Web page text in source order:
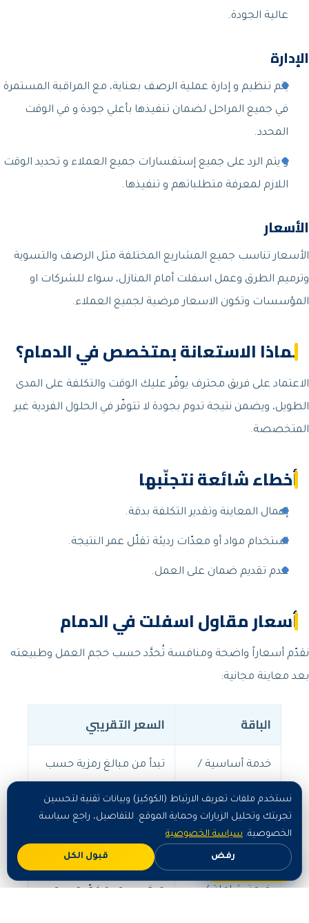
عالية الجودة.
الإدارة
يتم تنظيم و إدارة عملية الرصف بعناية، مع المراقبة المستمرة
في جميع المراحل لضمان تنفيذها بأعلي جودة و في الوقت
المحدد.
و يتم الرد على جميع إستفسارات جميع العملاء و تحديد الوقت
اللازم لمعرفة متطلباتهم و تنفيذها.
الأسعار
الأسعار تناسب جميع المشاريع المختلفة مثل الرصف والتسوية
وترميم الطرق وعمل اسفلت أمام المنازل، سواء للشركات او
المؤسسات وتكون الاسعار مرضية لجميع العملاء.
لماذا الاستعانة بمتخصص في الدمام؟
الاعتماد على فريق محترف يوفّر عليك الوقت والتكلفة على المدى
الطويل، ويضمن نتيجة تدوم بجودة لا تتوفّر في الحلول الفردية غير
المتخصصة.
أخطاء شائعة نتجنّبها
إهمال المعاينة وتقدير التكلفة بدقة.
استخدام مواد أو معدّات رديئة تقلّل عمر النتيجة.
عدم تقديم ضمان على العمل.
أسعار مقاول اسفلت في الدمام
نقدّم أسعاراً واضحة ومنافسة تُحدَّد حسب حجم العمل وطبيعته
بعد معاينة مجانية:
الباقة السعر التقريبي
خدمة أساسية /
تبدأ من مبالغ رمزية حسب
خدمة متوسطة
العمل
خدمة شاملة /
عرض سعر مخصّص بعد
اطلب الآن
نستخدم ملفات تعريف الارتباط (الكوكيز) وبيانات تقنية لتحسين
تجربتك وتحليل الزيارات وحماية الموقع. للتفاصيل، راجع سياسة
الخصوصية. سياسة الخصوصية
رفض قبول الكل